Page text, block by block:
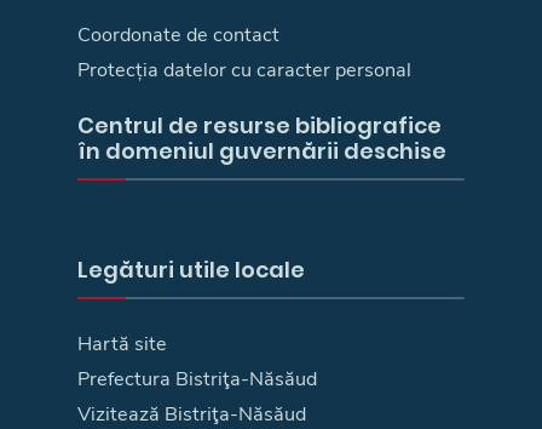
Coordonate de contact
Protecția datelor cu caracter personal
Centrul de resurse bibliografice
în domeniul guvernării deschise
Legături utile locale
Hartă site
Prefectura Bistriţa-Năsăud
Vizitează Bistriţa-Năsăud